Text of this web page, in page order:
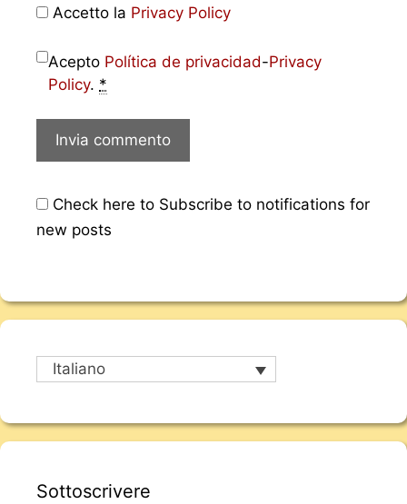
Accetto la Privacy Policy
Acepto Política de privacidad-Privacy
Policy. *
Check here to Subscribe to notifications for
new posts
Italiano
Sottoscrivere